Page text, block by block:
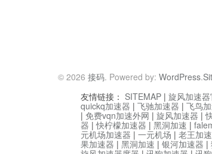
© 2026 接码. Powered by: WordPress.
友情链接： SITEMAP | 旋风加速器
quickq加速器 | 飞驰加速器 | 飞鸟
| 免费vqn加速外网 | 旋风加速器 |
器 |快柠檬加速器 | 黑洞加速 |
元机场加速器 | 一元机场 | 老王加
果加速器 | 黑洞加速 | 银河加速器 |